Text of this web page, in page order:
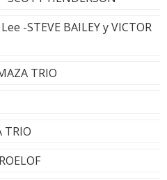
-STEVE BAILEY y VICTOR
TRIO
TRIO